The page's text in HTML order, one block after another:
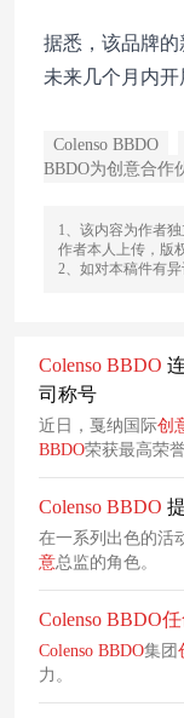
据悉，该品牌
未来几个月内开
Colenso BBDO
BBDO为创意合作
1、该内容为作者
作者本人上传，版
2、如对本稿件有
Colenso BBDO
司称号
近日，戛纳国际创
BBDO荣获最高荣
顶级代理商。
Colenso BBDO
在一系列出色的活
意总监的角色。
Colenso BBDO
Colenso BBDO集团
力。